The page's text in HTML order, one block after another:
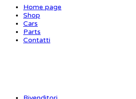
Home page
Shop
Cars
Parts
Contatti